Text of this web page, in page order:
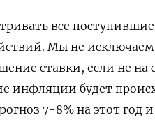
все
Мы не исключаем
ставки, если не
инфляции будет
7-8% на этот год и